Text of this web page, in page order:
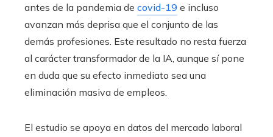
antes de la pandemia de covid-19 e incluso
avanzan más deprisa que el conjunto de las
demás profesiones. Este resultado no resta fuerza
al carácter transformador de la IA, aunque sí pone
en duda que su efecto inmediato sea una
eliminación masiva de empleos.
El estudio se apoya en datos del mercado laboral